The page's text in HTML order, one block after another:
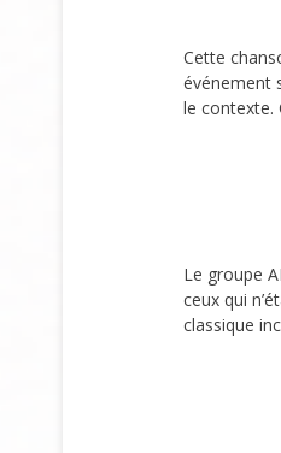
Cette
événement
le contexte.
Le groupe
ceux qui
classique